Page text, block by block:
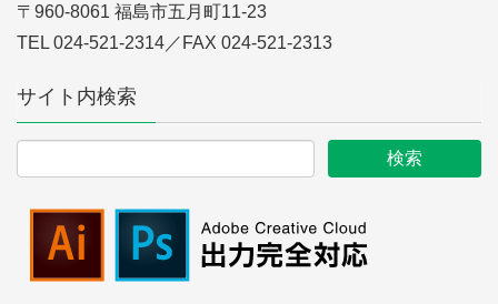
〒960-8061 福島市五月町11-23
TEL 024-521-2314／FAX 024-521-2313
サイト内検索